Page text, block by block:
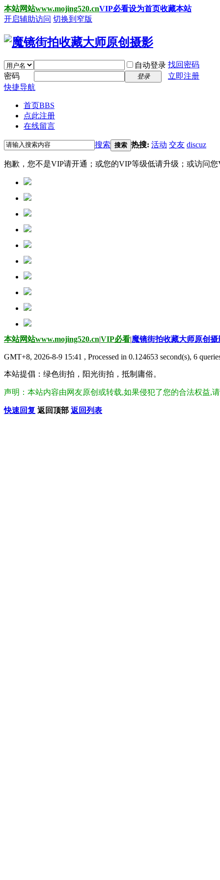
本站网站www.mojing520.cnVIP必看设为首页收藏本站
开启辅助访问 切换到窄版
自动登录 找回密码
密码
登录
立即注册
快捷导航
首页BBS
点此注册
在线留言
搜索 搜索 热搜: 活动 交友 discuz
抱歉，您不是VIP请开通；或您的VIP等级低请升级；或访问
本站网站www.mojing520.cn|VIP必看|魔镜街拍收藏大师原创摄
GMT+8, 2026-8-9 15:41 , Processed in 0.124653 second(s), 6
本站提倡：绿色街拍，阳光街拍，抵制庸俗。
声明：本站内容由网友原创或转载,如果侵犯了您的合法权益,
快速回复 返回顶部 返回列表